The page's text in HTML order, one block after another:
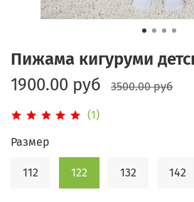
(1)
Пижама кигуруми
1900.00 руб
3500.00 руб
Размер
112 122 132 142